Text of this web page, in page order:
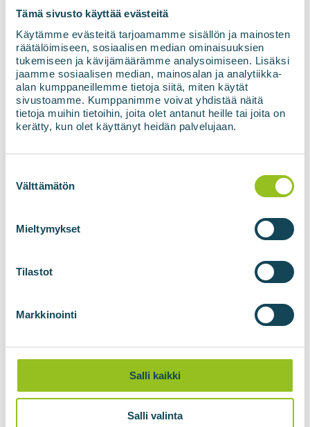
Tämä sivusto käyttää evästeitä
Käytämme evästeitä tarjoamamme sisällön ja mainosten
räätälöimiseen, sosiaalisen median ominaisuuksien
tukemiseen ja kävijämäärämme analysoimiseen. Lisäksi
jaamme sosiaalisen median, mainosalan ja analytiikka-
alan kumppaneillemme tietoja siitä, miten käytät
sivustoamme. Kumppanimme voivat yhdistää näitä
tietoja muihin tietoihin, joita olet antanut heille tai joita on
kerätty, kun olet käyttänyt heidän palvelujaan.
valinta
Välttämätön
Mieltymykset
Tilastot
Markkinointi
Salli kaikki
Salli valinta
Abonēt jaunumus
Biogāzes ražotnes
BIOupgrade gāzes
pārvades konteineri
Biometāna sašķidrināšana
dioksīda sašķidrināšanai